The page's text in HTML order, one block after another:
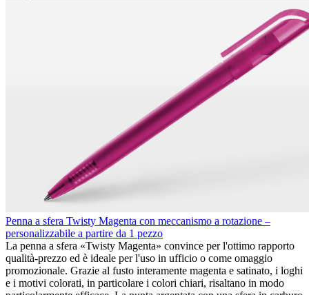
Penna a sfera Twisty Magenta con meccanismo a rotazione –
personalizzabile a partire da 1 pezzo
La penna a sfera «Twisty Magenta» convince per l'ottimo rapporto
qualità-prezzo ed è ideale per l'uso in ufficio o come omaggio
promozionale. Grazie al fusto interamente magenta e satinato, i loghi
e i motivi colorati, in particolare i colori chiari, risaltano in modo